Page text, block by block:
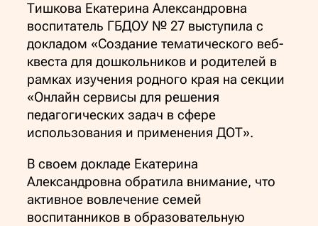
Тишкова Екатерина Александровна
воспитатель ГБДОУ № 27 выступила с
докладом «Создание тематического веб-
квеста для дошкольников и родителей в
рамках изучения родного края на секции
«Онлайн сервисы для решения
педагогических задач в сфере
использования и применения ДОТ».
В своем докладе Екатерина
Александровна обратила внимание, что
активное вовлечение семей
воспитанников в образовательную